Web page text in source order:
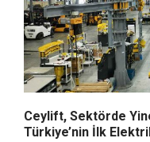
Ceylift, Sektörde
Türkiye’nin İlk